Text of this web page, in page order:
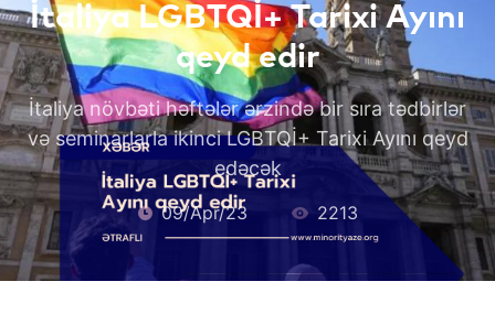
İtaliya LGBTQİ+ Tarixi Ayını
qeyd edir
İtaliya növbəti həftələr ərzində bir sıra tədbirlər
və seminarlarla ikinci LGBTQİ+ Tarixi Ayını qeyd
edəcək
09/Apr/23 2213